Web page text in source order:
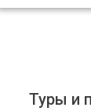
Туры и